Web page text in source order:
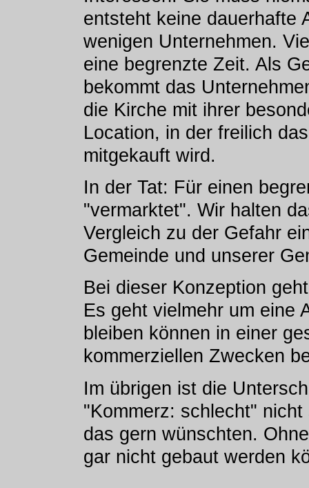
entsteht keine dauerhafte
wenigen Unternehmen.
eine begrenzte Zeit. Als
bekommt das
die Kirche mit ihrer
Location, in der freilich
mitgekauft wird.
In der Tat: Für einen
"vermarktet". Wir halten
Vergleich zu der Gefahr
Gemeinde und unserer
Bei dieser Konzeption
Es geht vielmehr um eine
bleiben können in einer
kommerziellen Zwecken
Im übrigen ist die
"Kommerz: schlecht"
das gern wünschten.
gar nicht gebaut werden